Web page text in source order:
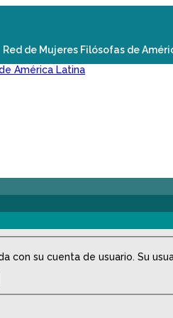
Red de Mujeres Filósofas de
su cuenta de usuario. Su